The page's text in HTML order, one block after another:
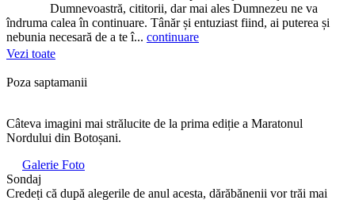
Dumnevoastră, cititorii, dar mai ales Dumnezeu ne va
îndruma calea în continuare. Tânăr și entuziast fiind, ai puterea și
nebunia necesară de a te î... continuare
Vezi toate
Poza saptamanii
Câteva imagini mai strălucite de la prima ediție a Maratonul
Nordului din Botoșani.
Galerie Foto
Sondaj
Credeți că după alegerile de anul acesta, dărăbănenii vor trăi mai